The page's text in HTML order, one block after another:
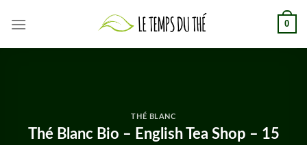
0
THÉ BLANC
Thé Blanc Bio – English Tea Shop – 15